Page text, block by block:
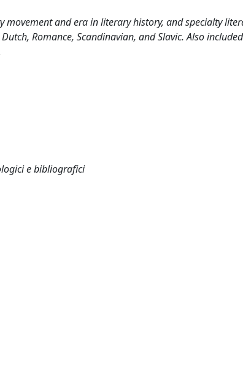
movement and era in literary history, and specialty
Romance, Scandinavian, and Slavic. Also
e bibliografici